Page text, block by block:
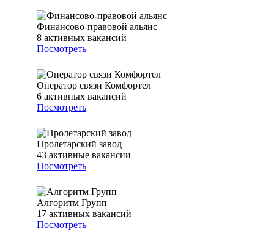
Финансово-правовой альянс
8 активных вакансий
Посмотреть
Оператор связи Комфортел
6 активных вакансий
Посмотреть
Пролетарский завод
43 активные вакансии
Посмотреть
Алгоритм Групп
17 активных вакансий
Посмотреть